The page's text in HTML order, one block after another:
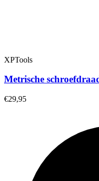
XPTools
Metrische
€29,95